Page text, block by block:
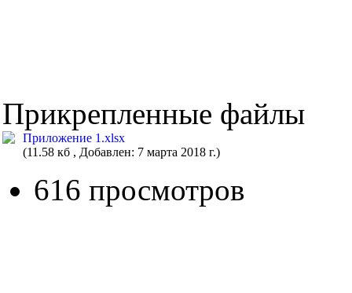
Прикрепленные файлы
Приложение 1.xlsx
(11.58 кб , Добавлен: 7 марта 2018 г.)
616 просмотров